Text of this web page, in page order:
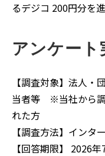
るデジコ 200円分を
アンケート
【調査対象】法人・
当者等 ※当社から調
れた方
【調査方法】インタ
【回答期限】 2026